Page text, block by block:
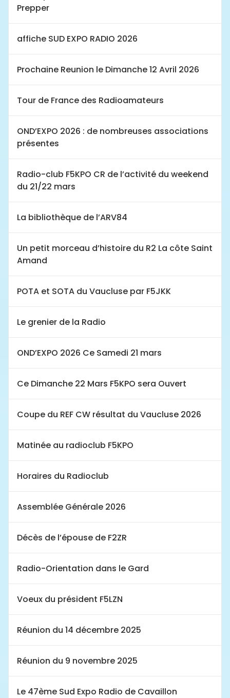
Prepper
affiche SUD EXPO RADIO 2026
Prochaine Reunion le Dimanche 12 Avril 2026
Tour de France des Radioamateurs
OND’EXPO 2026 : de nombreuses associations
présentes
Radio-club F5KPO CR de l’activité du weekend
du 21/22 mars
La bibliothèque de l’ARV84
Un petit morceau d’histoire du R2 La côte Saint
Amand
POTA et SOTA du Vaucluse par F5JKK
Le grenier de la Radio
OND’EXPO 2026 Ce Samedi 21 mars
Ce Dimanche 22 Mars F5KPO sera Ouvert
Coupe du REF CW résultat du Vaucluse 2026
Matinée au radioclub F5KPO
Horaires du Radioclub
Assemblée Générale 2026
Décès de l’épouse de F2ZR
Radio-Orientation dans le Gard
Voeux du président F5LZN
Réunion du 14 décembre 2025
Réunion du 9 novembre 2025
Le 47ème Sud Expo Radio de Cavaillon